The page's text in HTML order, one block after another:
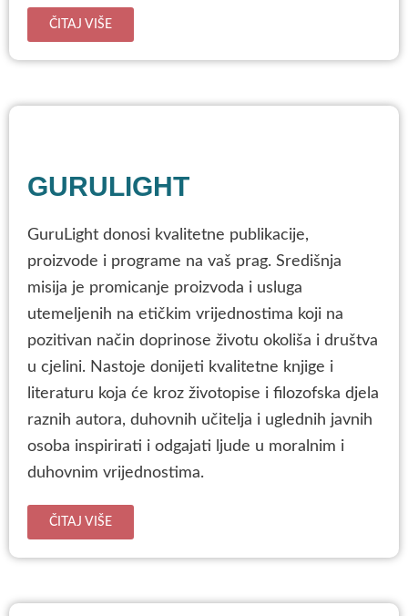
ČITAJ VIŠE
GURULIGHT
GuruLight donosi kvalitetne publikacije,
proizvode i programe na vaš prag. Središnja
misija je promicanje proizvoda i usluga
utemeljenih na etičkim vrijednostima koji na
pozitivan način doprinose životu okoliša i društva
u cjelini. Nastoje donijeti kvalitetne knjige i
literaturu koja će kroz životopise i filozofska djela
raznih autora, duhovnih učitelja i uglednih javnih
osoba inspirirati i odgajati ljude u moralnim i
duhovnim vrijednostima.
ČITAJ VIŠE